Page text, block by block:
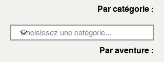
Par catégorie :
Par aventure :